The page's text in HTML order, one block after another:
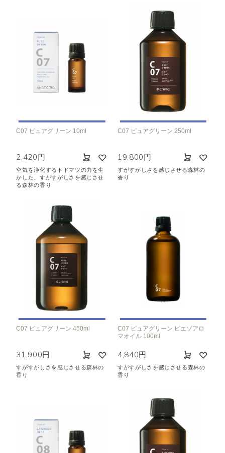
C07 ピュアグリーン 10ml
2,420円
空気を浄化するトドマツの力を生
かした、すがすがしさを感じさせ
る森林の香り
C07 ピュアグリーン 250ml
19,800円
すがすがしさを感じさせる森林の
香り
C07 ピュアグリーン 450ml
31,900円
すがすがしさを感じさせる森林の
香り
C07 ピュアグリーン ピエゾアロ
マオイル 100ml
4,840円
すがすがしさを感じさせる森林の
香り